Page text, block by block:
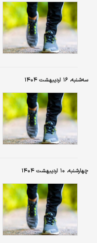
سه‌شنبه، ۱۶ اردیبهشت ۱۴۰۴
چهارشنبه، ۱۰ اردیبهشت ۱۴۰۴